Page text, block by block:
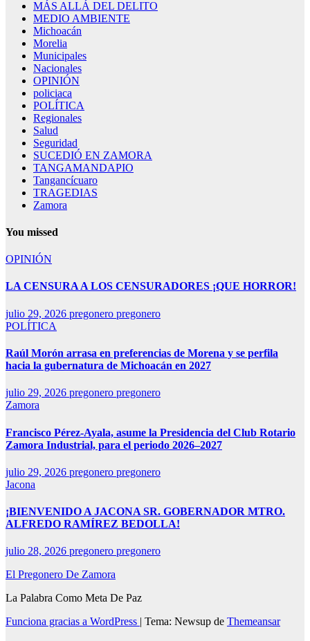
MÁS ALLÁ DEL DELITO
MEDIO AMBIENTE
Michoacán
Morelia
Municipales
Nacionales
OPINIÓN
policiaca
POLÍTICA
Regionales
Salud
Seguridad
SUCEDIÓ EN ZAMORA
TANGAMANDAPIO
Tangancícuaro
TRAGEDIAS
Zamora
You missed
OPINIÓN
LA CENSURA A LOS CENSURADORES ¡QUE HORROR!
julio 29, 2026 pregonero pregonero
POLÍTICA
Raúl Morón arrasa en preferencias de Morena y se perfila
hacia la gubernatura de Michoacán en 2027
julio 29, 2026 pregonero pregonero
Zamora
Francisco Pérez-Ayala, asume la Presidencia del Club Rotario
Zamora Industrial, para el periodo 2026–2027
julio 29, 2026 pregonero pregonero
Jacona
¡BIENVENIDO A JACONA SR. GOBERNADOR MTRO.
ALFREDO RAMÍREZ BEDOLLA!
julio 28, 2026 pregonero pregonero
El Pregonero De Zamora
La Palabra Como Meta De Paz
Funciona gracias a WordPress | Tema: Newsup de Themeansar